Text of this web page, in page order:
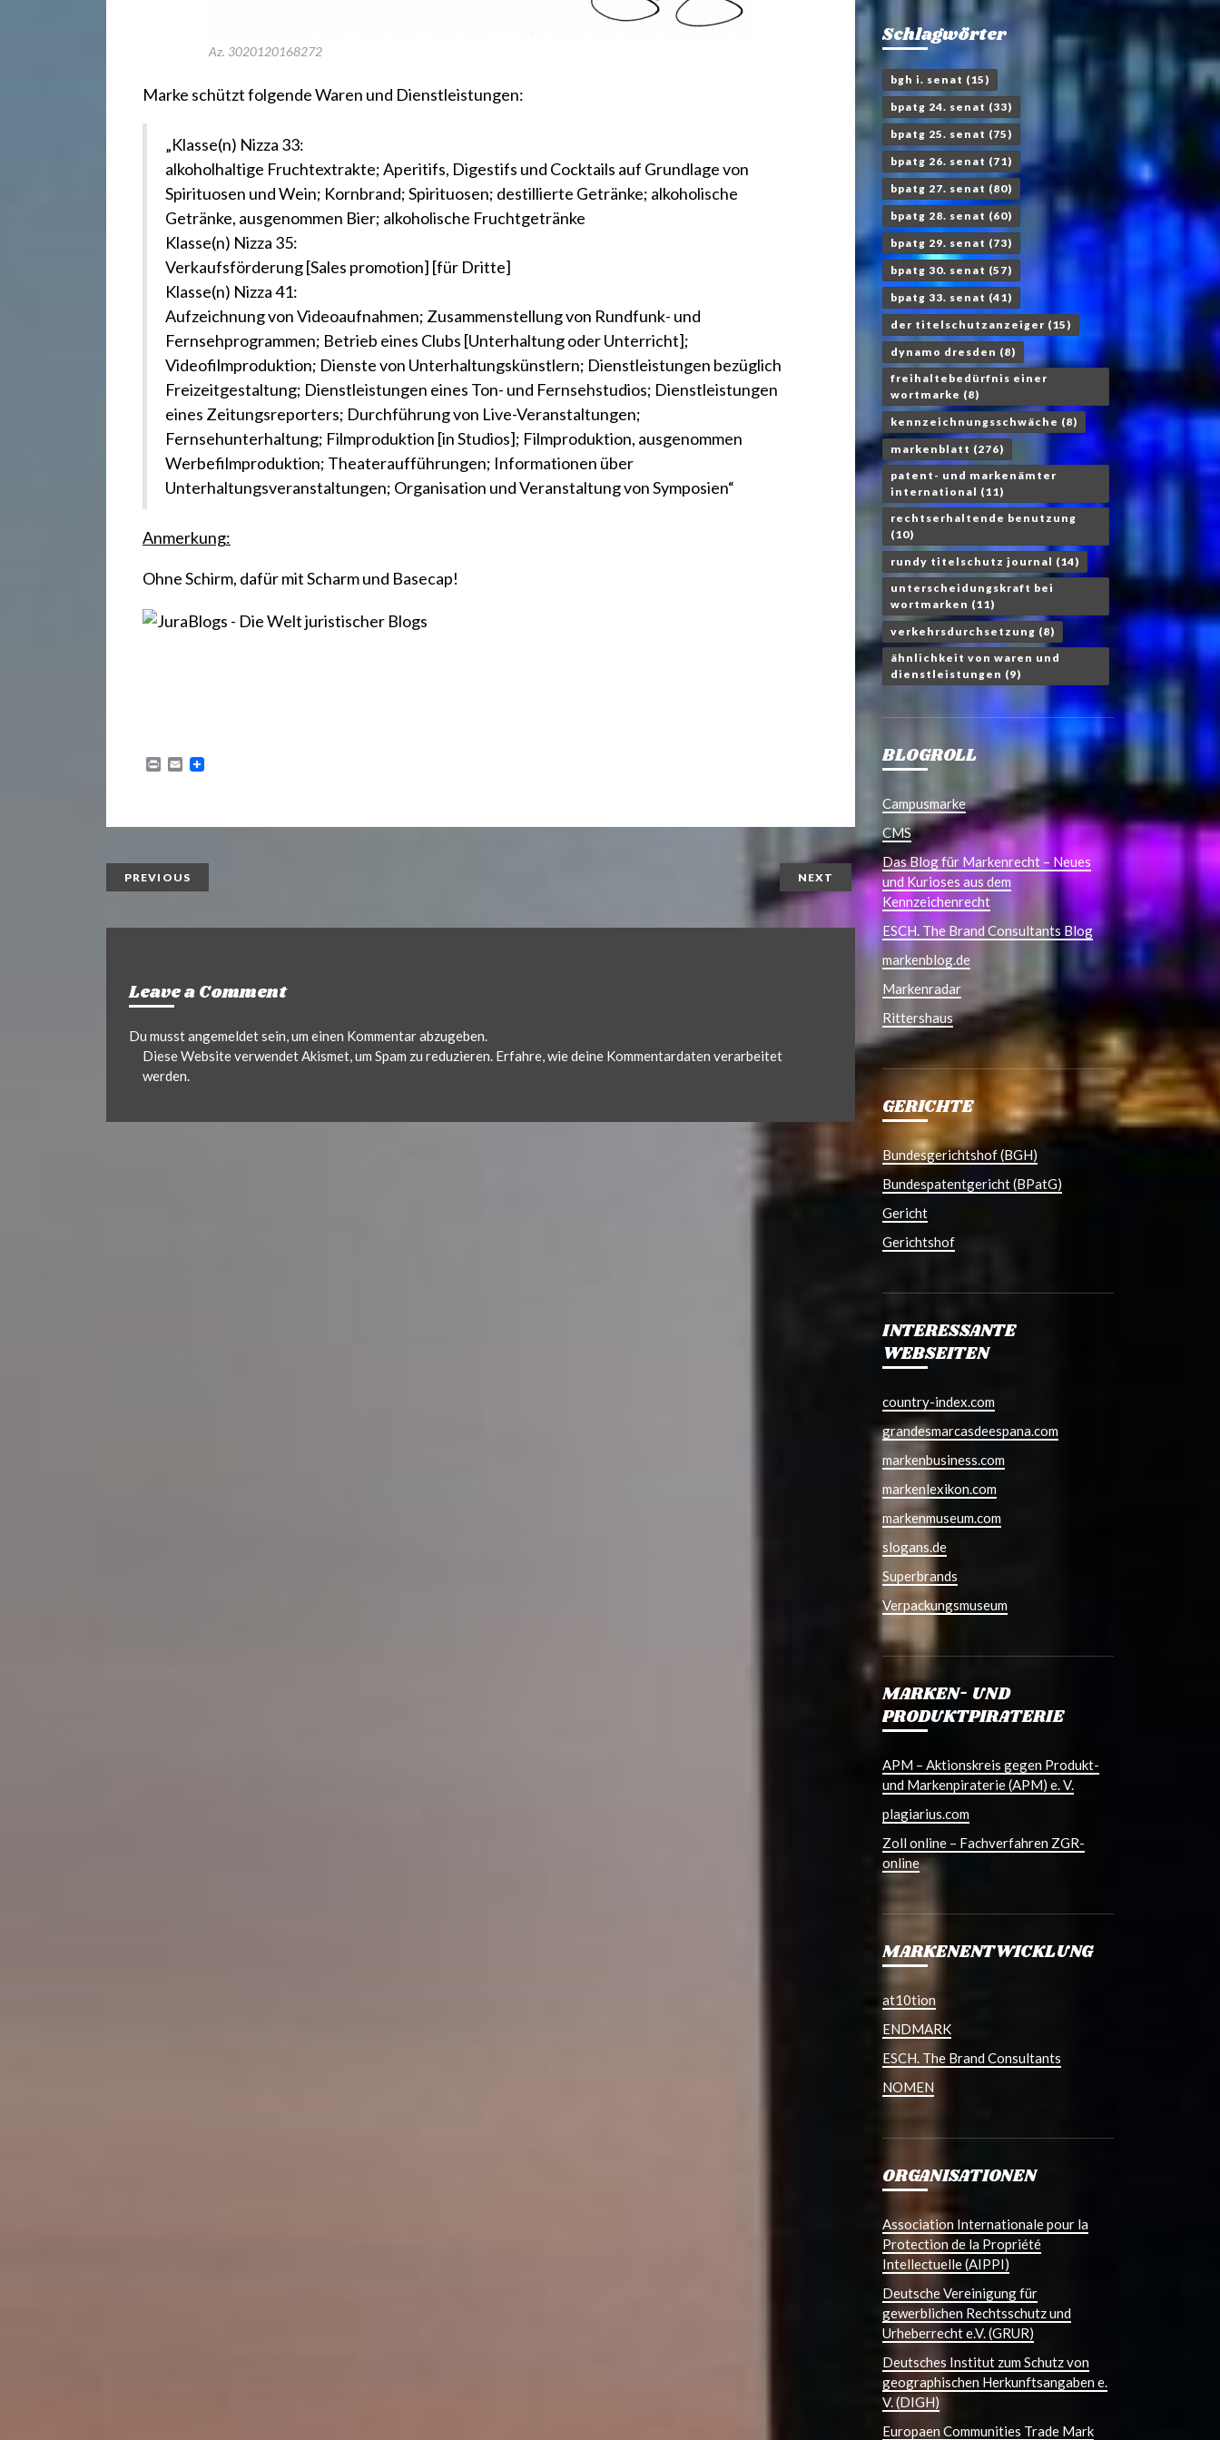
Az. 3020120168272
Marke schützt folgende Waren und Dienstleistungen:
„Klasse(n) Nizza 33:
alkoholhaltige Fruchtextrakte; Aperitifs, Digestifs und Cocktails auf Grundlage von
Spirituosen und Wein; Kornbrand; Spirituosen; destillierte Getränke; alkoholische
Getränke, ausgenommen Bier; alkoholische Fruchtgetränke
Klasse(n) Nizza 35:
Verkaufsförderung [Sales promotion] [für Dritte]
Klasse(n) Nizza 41:
Aufzeichnung von Videoaufnahmen; Zusammenstellung von Rundfunk- und
Fernsehprogrammen; Betrieb eines Clubs [Unterhaltung oder Unterricht];
Videofilmproduktion; Dienste von Unterhaltungskünstlern; Dienstleistungen bezüglich
Freizeitgestaltung; Dienstleistungen eines Ton- und Fernsehstudios; Dienstleistungen
eines Zeitungsreporters; Durchführung von Live-Veranstaltungen;
Fernsehunterhaltung; Filmproduktion [in Studios]; Filmproduktion, ausgenommen
Werbefilmproduktion; Theateraufführungen; Informationen über
Unterhaltungsveranstaltungen; Organisation und Veranstaltung von Symposien“
Anmerkung:
Ohne Schirm, dafür mit Scharm und Basecap!
E
PREVIOUS NEXT
Leave a Comment
Du musstangemeldetsein, um einen Kommentar abzugeben.
Diese Website verwendet Akismet, um Spam zu reduzieren. Erfahre, wie deine Kommentardaten verarbeitet
werden.
Schlagwörter
bgh i. senat (15)
bpatg 24. senat (33)
bpatg 25. senat (75)
bpatg 26. senat (71)
bpatg 27. senat (80)
bpatg 28. senat (60)
bpatg 29. senat (73)
bpatg 30. senat (57)
bpatg 33. senat (41)
der titelschutzanzeiger (15)
dynamo dresden (8)
freihaltebedürfnis einer
wortmarke (8)
kennzeichnungsschwäche (8)
markenblatt (276)
patent- und markenämter
international (11)
rechtserhaltende benutzung
(10)
rundy titelschutz journal (14)
unterscheidungskraft bei
wortmarken (11)
verkehrsdurchsetzung (8)
ähnlichkeit von waren und
dienstleistungen (9)
BLOGROLL
Campusmarke
CMS
Das Blog für Markenrecht – Neues
und Kurioses aus dem
Kennzeichenrecht
ESCH. The Brand Consultants Blog
markenblog.de
Markenradar
Rittershaus
GERICHTE
Bundesgerichtshof (BGH)
Bundespatentgericht (BPatG)
Gericht
Gerichtshof
INTERESSANTE
WEBSEITEN
country-index.com
grandesmarcasdeespana.com
markenbusiness.com
markenlexikon.com
markenmuseum.com
slogans.de
Superbrands
Verpackungsmuseum
MARKEN- UND
PRODUKTPIRATERIE
APM – Aktionskreis gegen Produkt-
und Markenpiraterie (APM) e. V.
plagiarius.com
Zoll online – Fachverfahren ZGR-
online
MARKENENTWICKLUNG
at10tion
ENDMARK
ESCH. The Brand Consultants
NOMEN
ORGANISATIONEN
Association Internationale pour la
Protection de la Propriété
Intellectuelle (AIPPI)
Deutsche Vereinigung für
gewerblichen Rechtsschutz und
Urheberrecht e.V. (GRUR)
Deutsches Institut zum Schutz von
geographischen Herkunftsangaben e.
V. (DIGH)
Europaen Communities Trade Mark